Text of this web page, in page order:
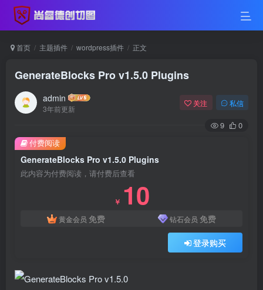
首页 主题插件 wordpress插件 正文
GenerateBlocks Pro v1.5.0 Plugins
admin
3年前更新
关注 私信
9 0
GenerateBlocks Pro v1.5.0 Plugins
此内容为付费阅读，请付费后查看
￥ 10
黄金会员 免费 钻石会员 免费
登录购买
付费阅读